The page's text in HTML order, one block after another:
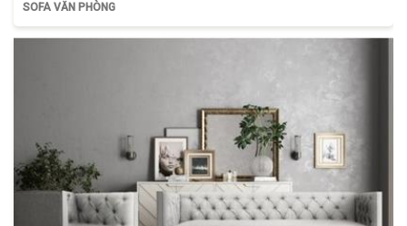
SOFA VĂN PHÒNG